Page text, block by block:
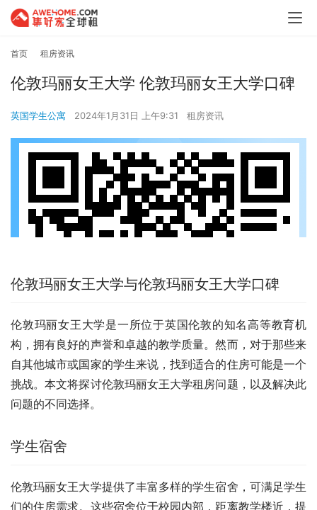
首页 租房资讯
伦敦玛丽女王大学 伦敦玛丽女王大学口碑
英国学生公寓 2024年1月31日 上午9:31 租房资讯
伦敦玛丽女王大学与伦敦玛丽女王大学口碑
伦敦玛丽女王大学是一所位于英国伦敦的知名高等教育机
构，拥有良好的声誉和卓越的教学质量。然而，对于那些来
自其他城市或国家的学生来说，找到适合的住房可能是一个
挑战。本文将探讨伦敦玛丽女王大学租房问题，以及解决此
问题的不同选择。
学生宿舍
伦敦玛丽女王大学提供了丰富多样的学生宿舍，可满足学生
们的住房需求。这些宿舍位于校园内部，距离教学楼近，提